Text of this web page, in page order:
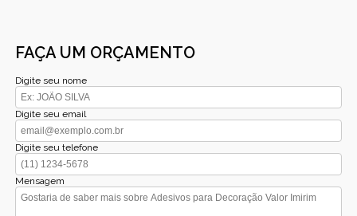
FAÇA UM ORÇAMENTO
Digite seu nome
Digite seu email
Digite seu telefone
Mensagem